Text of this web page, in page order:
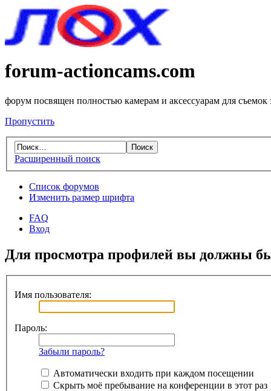
forum-actioncams.com
форум посвящен полностью камерам и аксессуарам для съемок
Пропустить
Расширенный поиск
Список форумов
Изменить размер шрифта
FAQ
Вход
Для просмотра профилей вы должны
Имя пользователя:
Пароль:
Забыли пароль?
Автоматически входить при каждом посещении
Скрыть моё пребывание на конференции в этот раз